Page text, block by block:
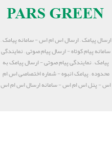
ارسال پیامک – ارسال اس ام اس - سامانه پیامک –
سامانه پیام کوتاه - ارسال پیام صوتی – نمایندگی
پیامک – نمایندگی پیام صوتی - ارسال پیامک به
محدوده – پیامک انبوه - شماره اختصاصی اس ام
اس - پنل اس ام اس - سامانه ارسال اس ام اس